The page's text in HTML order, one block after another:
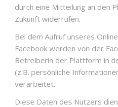
durch eine Mitteilung an den
Zukunft widerrufen.
Bei dem Aufruf unseres
Facebook werden von der
Betreiberin der Plattform in
(z.B. persönliche
verarbeitet.
Diese Daten des Nutzers